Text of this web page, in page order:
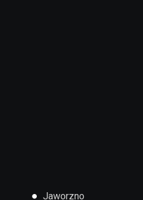
● Jaworzno